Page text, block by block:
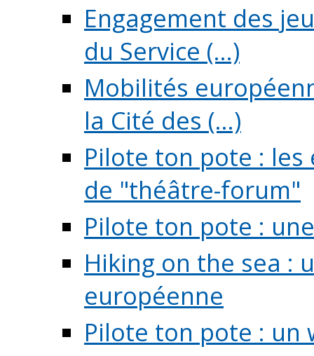
Engagement des
du Service (...)
Mobilités
la Cité des (...)
Pilote ton pote :
de "théâtre-forum"
Pilote ton pote :
Hiking on the sea :
européenne
Pilote ton pote : un